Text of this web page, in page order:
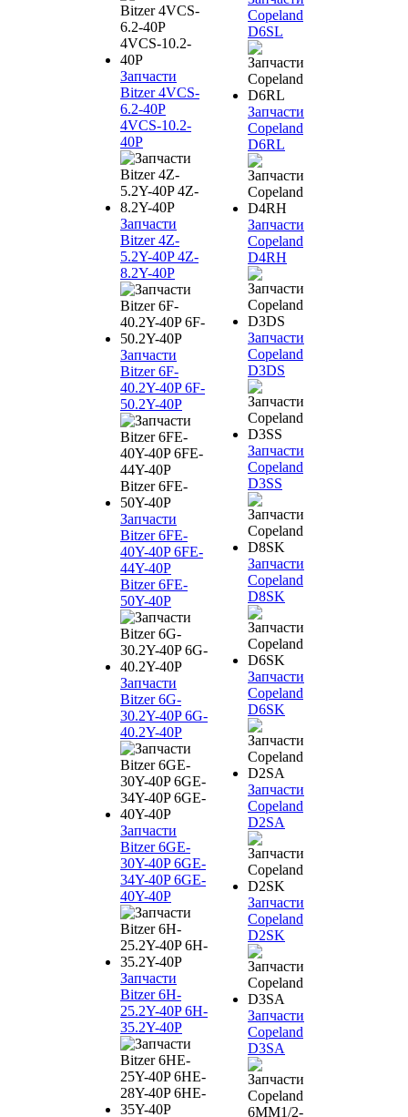
Запчасти
Bitzer 4VCS-
6.2-40P
4VCS-10.2-
40P
Запчасти
Bitzer 4Z-
5.2Y-40P 4Z-
8.2Y-40P
Запчасти
Bitzer 6F-
40.2Y-40P 6F-
50.2Y-40P
Запчасти
Bitzer 6FE-
40Y-40P 6FE-
44Y-40P
Bitzer 6FE-
50Y-40P
Запчасти
Bitzer 6G-
30.2Y-40P 6G-
40.2Y-40P
Запчасти
Bitzer 6GE-
30Y-40P 6GE-
34Y-40P 6GE-
40Y-40P
Запчасти
Bitzer 6H-
25.2Y-40P 6H-
35.2Y-40P
Copeland
D6SL
Запчасти
Copeland
D6RL
Запчасти
Copeland
D4RH
Запчасти
Copeland
D3DS
Запчасти
Copeland
D3SS
Запчасти
Copeland
D8SK
Запчасти
Copeland
D6SK
Запчасти
Copeland
D2SA
Запчасти
Copeland
D2SK
Запчасти
Copeland
D3SA